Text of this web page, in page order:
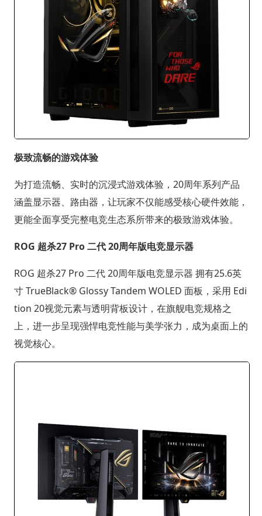
极致流畅的游戏体验
为打造流畅、实时的沉浸式游戏体验，20周年系列产品
涵盖显示器、路由器，让玩家不仅能感受核心硬件效能，
更能全面享受完整电竞生态系所带来的极致游戏体验。
ROG 超杀27 Pro 二代 20周年版电竞显示器
ROG 超杀27 Pro 二代 20周年版电竞显示器 拥有25.6英
寸 TrueBlack® Glossy Tandem WOLED 面板，采用 Edi
tion 20视觉元素与透明背板设计，在旗舰电竞规格之
上，进一步呈现强悍电竞性能与美学张力，成为桌面上的
视觉核心。